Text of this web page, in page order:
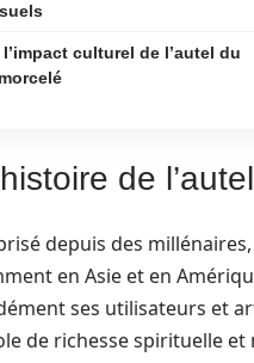
culturel de l’autel du
de
depuis des
en Asie et en
ses utilisateurs et
de richesse spirituelle